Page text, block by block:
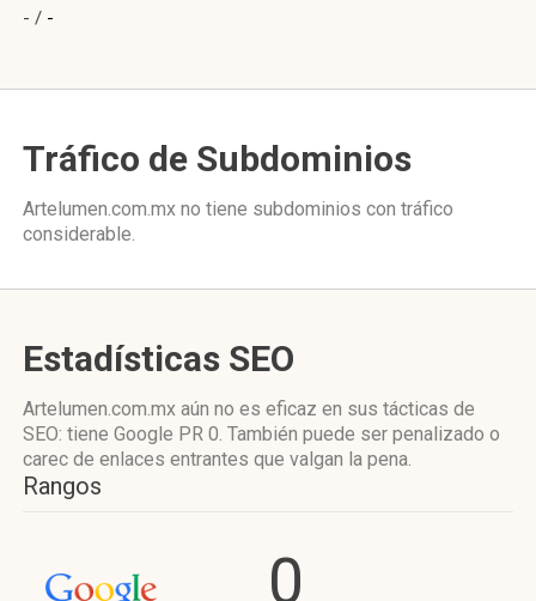
- / -
Tráfico de Subdominios
Artelumen.com.mx no tiene subdominios con tráfico
considerable.
Estadísticas SEO
Artelumen.com.mx aún no es eficaz en sus tácticas de
SEO: tiene Google PR 0. También puede ser penalizado o
carec de enlaces entrantes que valgan la pena.
Rangos
0